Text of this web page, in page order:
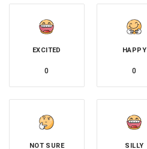
EXCITED
0
HAPPY
0
NOT SURE SILLY